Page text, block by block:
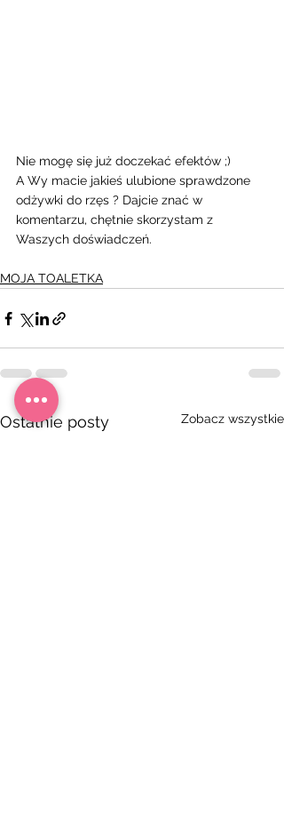
Nie mogę się już doczekać efektów ;)
A Wy macie jakieś ulubione sprawdzone
odżywki do rzęs ? Dajcie znać w
komentarzu, chętnie skorzystam z
Waszych doświadczeń.
MOJA TOALETKA
Ostatnie posty Zobacz wszystkie